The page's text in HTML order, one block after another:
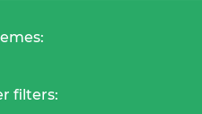
filters: